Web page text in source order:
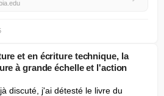
et en écriture technique, la
à grande échelle et l'action
discuté, j'ai détesté le livre du